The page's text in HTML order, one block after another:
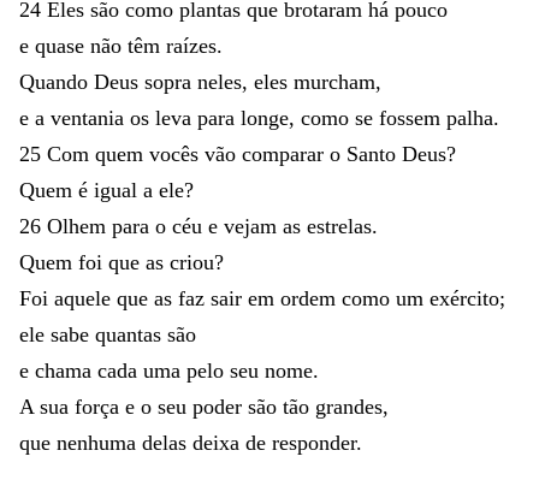
24 Eles são como plantas que brotaram há pouco
e quase não têm raízes.
Quando Deus sopra neles, eles murcham,
e a ventania os leva para longe, como se fossem palha.
25 Com quem vocês vão comparar o Santo Deus?
Quem é igual a ele?
26 Olhem para o céu e vejam as estrelas.
Quem foi que as criou?
Foi aquele que as faz sair em ordem como um exército;
ele sabe quantas são
e chama cada uma pelo seu nome.
A sua força e o seu poder são tão grandes,
que nenhuma delas deixa de responder.